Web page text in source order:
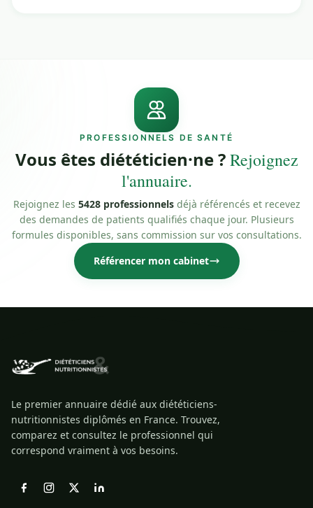
PROFESSIONNELS DE SANTÉ
Vous êtes diététicien·ne ?Rejoignez
l'annuaire.
Rejoignez les 5428 professionnelsdéjà référencés et recevez
des demandes de patients qualifiés chaque jour. Plusieurs
formules disponibles, sans commission sur vos consultations.
Référencer mon cabinet
Le premier annuaire dédié aux diététiciens-
nutritionnistes diplômés en France. Trouvez,
comparez et consultez le professionnel qui
correspond vraiment à vos besoins.